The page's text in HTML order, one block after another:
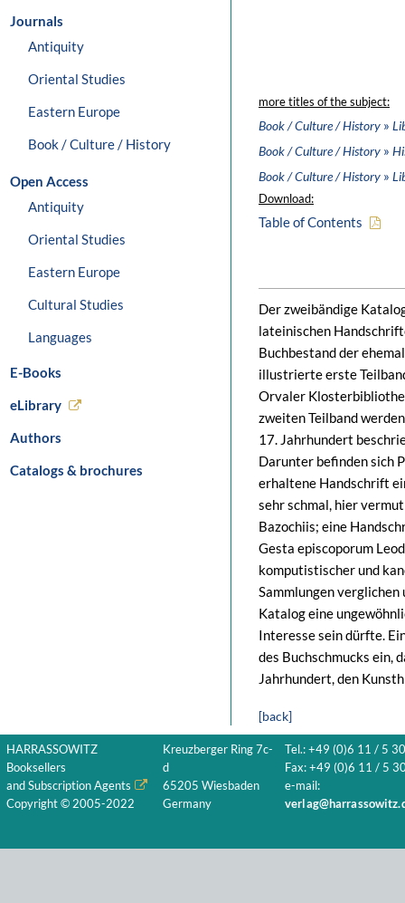
Journals
Antiquity
Oriental Studies
Eastern Europe
Book / Culture / History
Open Access
Antiquity
Oriental Studies
Eastern Europe
Cultural Studies
Languages
E-Books
eLibrary
Authors
Catalogs & brochures
more titles of the subject:
Book / Culture / History »
Book / Culture / History »
Book / Culture / History »
Download:
Table of Contents
Der zweibändige
lateinischen
Buchbestand der
illustrierte erste
Orvaler
zweiten Teilband
17. Jahrhundert
Darunter befinden sich
erhaltene Handschrift
sehr schmal, hier
Bazochiis; eine
Gesta episcoporum
komputistischer und
Sammlungen
Katalog eine
Interesse sein dürfte.
des Buchschmucks ein,
Jahrhundert, den
[back]
HARRASSOWITZ
Booksellers
and Subscription Agents
Copyright © 2005-2022
Kreuzberger Ring 7c-
d
65205 Wiesbaden
Germany
Tel.: +49 (0)6 11 / 5
Fax: +49 (0)6 11 / 5
e-mail: